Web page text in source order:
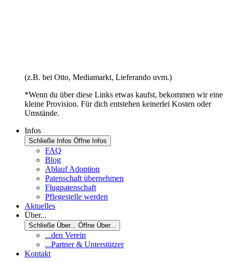
(z.B. bei Otto, Mediamarkt, Lieferando uvm.)
*Wenn du über diese Links etwas kaufst, bekommen wir eine
kleine Provision. Für dich entstehen keinerlei Kosten oder
Umstände.
Infos
Schließe Infos Öffne Infos
FAQ
Blog
Ablauf Adoption
Patenschaft übernehmen
Flugpatenschaft
Pflegestelle werden
Aktuelles
Über...
Schließe Über... Öffne Über...
...den Verein
...Partner & Unterstützer
Kontakt